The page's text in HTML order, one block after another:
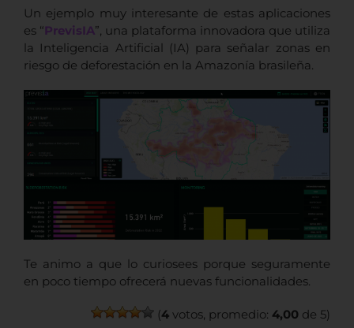
Un ejemplo muy interesante de estas aplicaciones
es “PrevisIA”, una plataforma innovadora que utiliza
la Inteligencia Artificial (IA) para señalar zonas en
riesgo de deforestación en la Amazonía brasileña.
Te animo a que lo curiosees porque seguramente
en poco tiempo ofrecerá nuevas funcionalidades.
(4 votos, promedio: 4,00 de 5)